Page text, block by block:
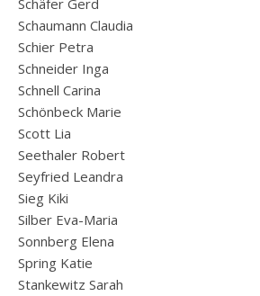
Schäfer Gerd
Schaumann Claudia
Schier Petra
Schneider Inga
Schnell Carina
Schönbeck Marie
Scott Lia
Seethaler Robert
Seyfried Leandra
Sieg Kiki
Silber Eva-Maria
Sonnberg Elena
Spring Katie
Stankewitz Sarah